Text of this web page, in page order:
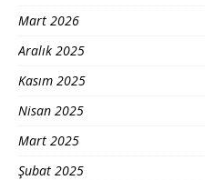
Mart 2026
Aralık 2025
Kasım 2025
Nisan 2025
Mart 2025
Şubat 2025